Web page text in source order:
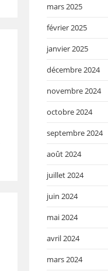
mars 2025
février 2025
janvier 2025
décembre 2024
novembre 2024
octobre 2024
septembre 2024
août 2024
juillet 2024
juin 2024
mai 2024
avril 2024
mars 2024